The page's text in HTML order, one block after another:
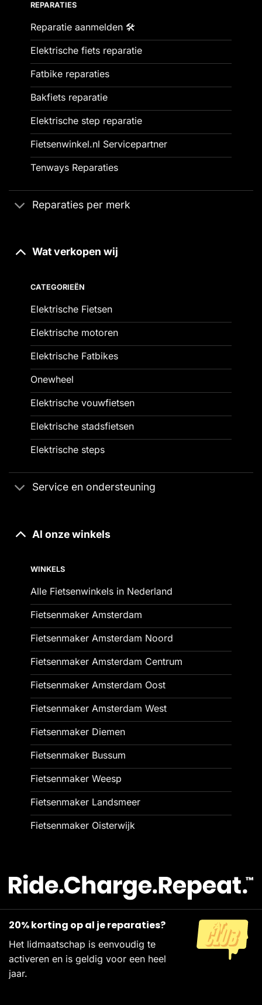
REPARATIES
Reparatie aanmelden 🛠️
Elektrische fiets reparatie
Fatbike reparaties
Bakfiets reparatie
Elektrische step reparatie
Fietsenwinkel.nl Servicepartner
Tenways Reparaties
Reparaties per merk
Wat verkopen wij
CATEGORIEËN
Elektrische Fietsen
Elektrische motoren
Elektrische Fatbikes
Onewheel
Elektrische vouwfietsen
Elektrische stadsfietsen
Elektrische steps
Service en ondersteuning
Al onze winkels
WINKELS
Alle Fietsenwinkels in Nederland
Fietsenmaker Amsterdam
Fietsenmaker Amsterdam Noord
Fietsenmaker Amsterdam Centrum
Fietsenmaker Amsterdam Oost
Fietsenmaker Amsterdam West
Fietsenmaker Diemen
Fietsenmaker Bussum
Fietsenmaker Weesp
Fietsenmaker Landsmeer
Fietsenmaker Oisterwijk
20% korting op al je reparaties?
Het lidmaatschap is eenvoudig te
activeren en is geldig voor een heel
jaar.